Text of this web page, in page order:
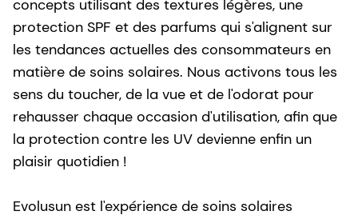
concepts utilisant des textures légères, une
protection SPF et des parfums qui s'alignent sur
les tendances actuelles des consommateurs en
matière de soins solaires. Nous activons tous les
sens du toucher, de la vue et de l'odorat pour
rehausser chaque occasion d'utilisation, afin que
la protection contre les UV devienne enfin un
plaisir quotidien !
Evolusun est l'expérience de soins solaires